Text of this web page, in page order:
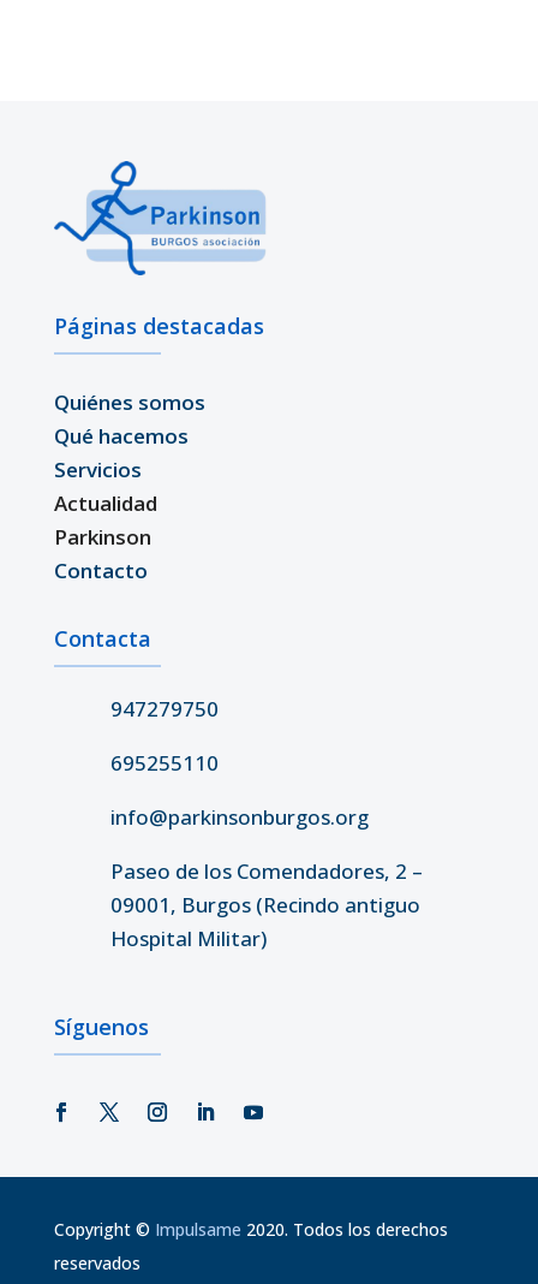
Páginas destacadas
Quiénes somos
Qué hacemos
Servicios
Actualidad
Parkinson
Contacto
Contacta
947279750
695255110
info@parkinsonburgos.org
Paseo de los Comendadores, 2 –
09001, Burgos (Recindo antiguo
Hospital Militar)
Síguenos
Copyright © Impulsame 2020. Todos los derechos
reservados